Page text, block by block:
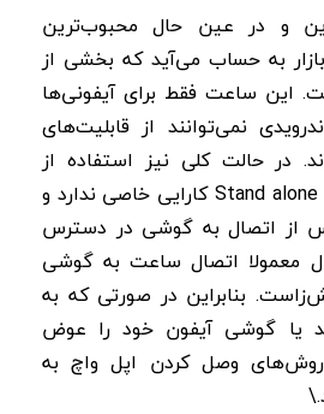
و در عین حال محبوب‌ترین
به حساب می‌آید که بخشی از
این ساعت فقط برای آیفونی‌ها
نمی‌توانند از قابلیت‌های
در حالت کلی نیز استفاده از
اسمارت واچ ها در حالت Stand alone کارایی خاصی ندارد و
از اتصال به گوشی در دسترس
معمولا اتصال ساعت به گوشی
بنابراین در صورتی که به
یا گوشی آیفون خود را عوض
روش‌های وصل کردن اپل واچ به